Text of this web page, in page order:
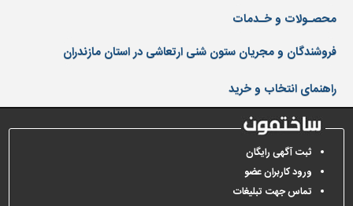
نرده
و
حفاظ
کفپوش
و
سنگ
سرویس
بهداشتی
ابزار،یراق
محصـولات و خـدمات
فروشندگان و مجریان ستون شنی ارتعاشی در استان مازندران
راهنمای انتخاب و خرید
ثبت آگهی رایگان
ورود کاربران عضو
تماس جهت تبلیغات